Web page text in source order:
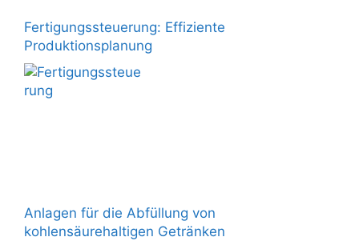
Fertigungssteuerung: Effiziente
Produktionsplanung
Anlagen für die Abfüllung von
kohlensäurehaltigen Getränken